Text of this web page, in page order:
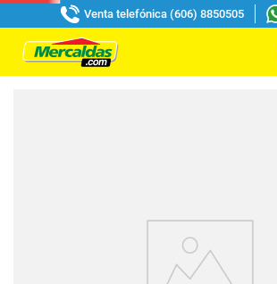
Venta telefónica (606) 8850505